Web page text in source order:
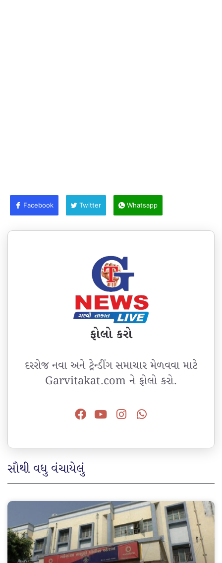
Facebook Twitter Whatsapp
ફોલો કરો
દરરોજ નવા અને ટ્રેન્ડીંગ સમાચાર મેળવવા માટે
Garvitakat.com ને ફોલો કરો.
સૌથી વધુ વંચાયેલું